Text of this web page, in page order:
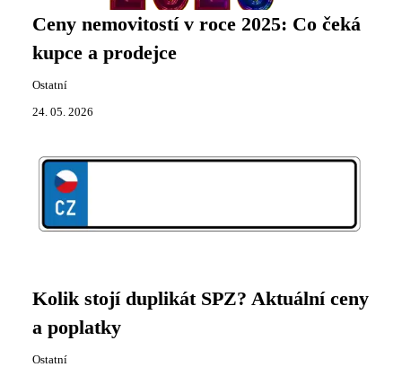
Ceny nemovitostí v roce 2025: Co čeká
kupce a prodejce
Ostatní
24. 05. 2026
Kolik stojí duplikát SPZ? Aktuální ceny
a poplatky
Ostatní